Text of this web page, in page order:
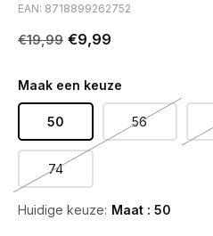
EAN: 8718899262752
€19,99 €9,99
Maak een keuze
50 56
74
Huidige keuze: Maat : 50